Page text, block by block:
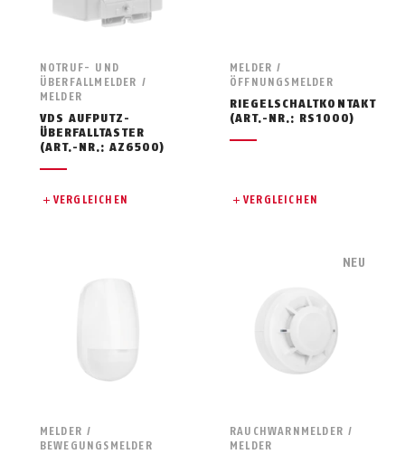
NOTRUF- UND
ÜBERFALLMELDER /
MELDER
VDS AUFPUTZ-
ÜBERFALLTASTER
(ART.-NR.: AZ6500)
VERGLEICHEN
MELDER /
ÖFFNUNGSMELDER
RIEGELSCHALTKONTAKT
(ART.-NR.: RS1000)
VERGLEICHEN
MELDER /
BEWEGUNGSMELDER
RAUCHWARNMELDER /
MELDER
NEU